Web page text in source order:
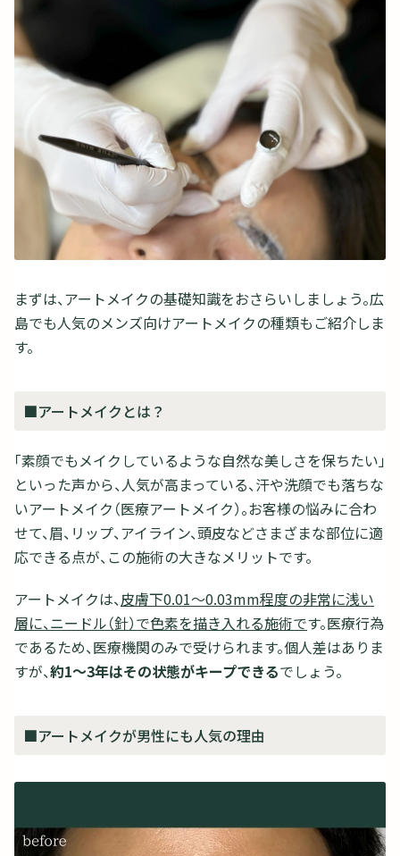
まずは、アートメイクの基礎知識をおさらいしましょう。広
島でも人気のメンズ向けアートメイクの種類もご紹介しま
す。
■アートメイクとは？
「素顔でもメイクしているような自然な美しさを保ちたい」
といった声から、人気が高まっている、汗や洗顔でも落ちな
いアートメイク（医療アートメイク）。お客様の悩みに合わ
せて、眉、リップ、アイライン、頭皮などさまざまな部位に適
応できる点が、この施術の大きなメリットです。
アートメイクは、皮膚下0.01～0.03mm程度の非常に浅い
層に、ニードル（針）で色素を描き入れる施術です。医療行為
であるため、医療機関のみで受けられます。個人差はありま
すが、約1～3年はその状態がキープできるでしょう。
■アートメイクが男性にも人気の理由